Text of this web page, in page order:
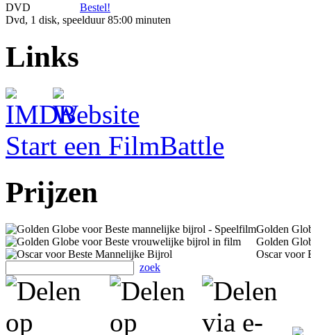
DVD
Bestel!
Dvd, 1 disk, speelduur 85:00 minuten
Links
Start een FilmBattle
Prijzen
Golden
Golden
Oscar voor
zoek